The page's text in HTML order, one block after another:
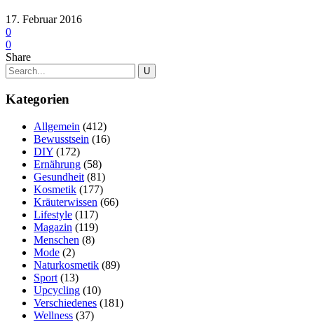
17. Februar 2016
0
0
Share
Kategorien
Allgemein (412)
Bewusstsein (16)
DIY (172)
Ernährung (58)
Gesundheit (81)
Kosmetik (177)
Kräuterwissen (66)
Lifestyle (117)
Magazin (119)
Menschen (8)
Mode (2)
Naturkosmetik (89)
Sport (13)
Upcycling (10)
Verschiedenes (181)
Wellness (37)